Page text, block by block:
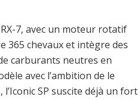
7, avec un moteur rotatif
365 chevaux et intègre des
carburants neutres en
avec l’ambition de le
SP suscite déjà un fort